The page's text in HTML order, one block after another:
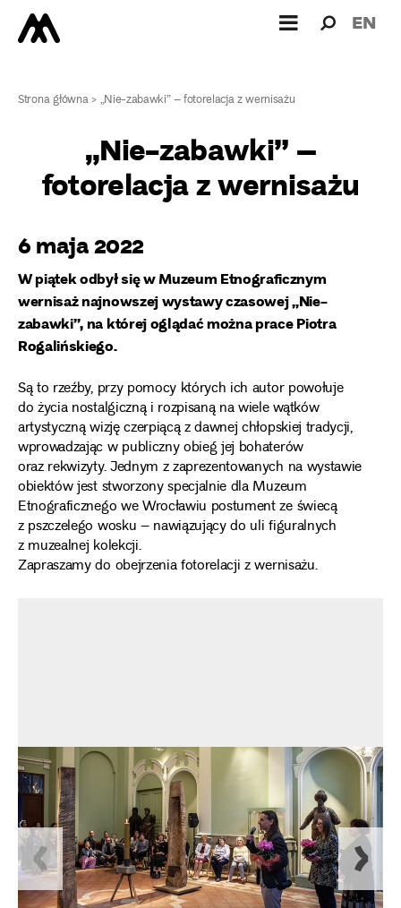
dla: EN
Strona główna>„Nie-zabawki” – fotorelacja z wernisażu
„Nie-zabawki” –
fotorelacja z wernisażu
6 maja 2022
W piątek odbył się w Muzeum Etnograficznym
wernisaż najnowszej wystawy czasowej „Nie-
zabawki”, na której oglądać można prace Piotra
Rogalińskiego.
Są to rzeźby, przy pomocy których ich autor powołuje
do życia nostalgiczną i rozpisaną na wiele wątków
artystyczną wizję czerpiącą z dawnej chłopskiej tradycji,
wprowadzając w publiczny obieg jej bohaterów
oraz rekwizyty. Jednym z zaprezentowanych na wystawie
obiektów jest stworzony specjalnie dla Muzeum
Etnograficznego we Wrocławiu postument ze świecą
z pszczelego wosku – nawiązujący do uli figuralnych
z muzealnej kolekcji.
Zapraszamy do obejrzenia fotorelacji z wernisażu.